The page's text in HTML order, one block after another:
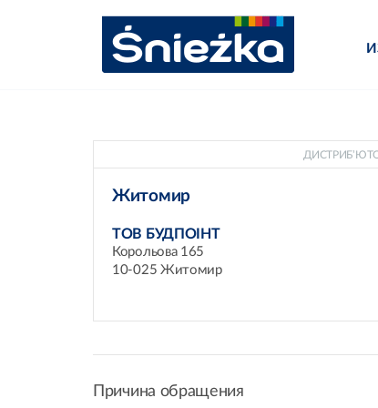
Житомир
ТОВ БУДПОІНТ
Корольова 165
10-025 Житомир
Причина обращения